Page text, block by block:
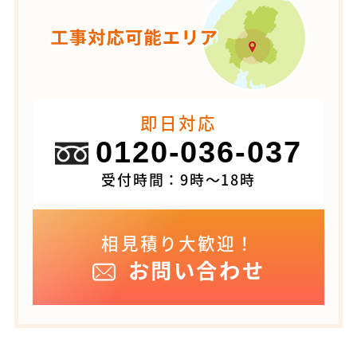
即日対応
0120-036-037
受付時間：9時～18時
相見積り大歓迎！
お問い合わせ